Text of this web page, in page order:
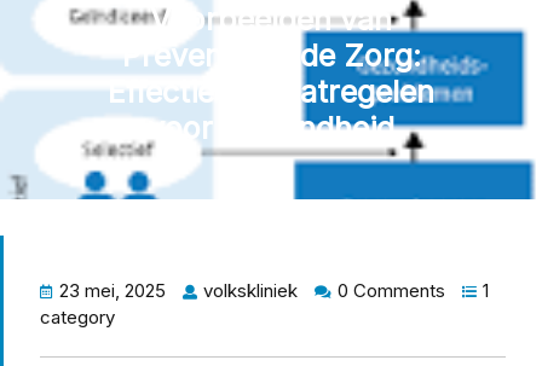
Voorbeelden van
Preventie in de Zorg:
Effectieve Maatregelen
voor Gezondheid
23 mei, 2025 volkskliniek 0 Comments
1
category